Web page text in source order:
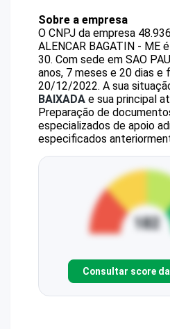
Sobre a empresa
O CNPJ da empresa
ALENCAR BAGATIN - ME é
30. Com sede em SAO
anos, 7 meses e 20 dias e
20/12/2022. A sua
BAIXADA e sua principal
Preparação de
especializados de apoio
especificados
Consultar score